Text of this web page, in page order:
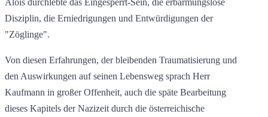
Alois durchlebte das Eingesperrt-Sein, die erbarmungslose
Disziplin, die Erniedrigungen und Entwürdigungen der
"Zöglinge".
Von diesen Erfahrungen, der bleibenden Traumatisierung und
den Auswirkungen auf seinen Lebensweg sprach Herr
Kaufmann in großer Offenheit, auch die späte Bearbeitung
dieses Kapitels der Nazizeit durch die österreichische